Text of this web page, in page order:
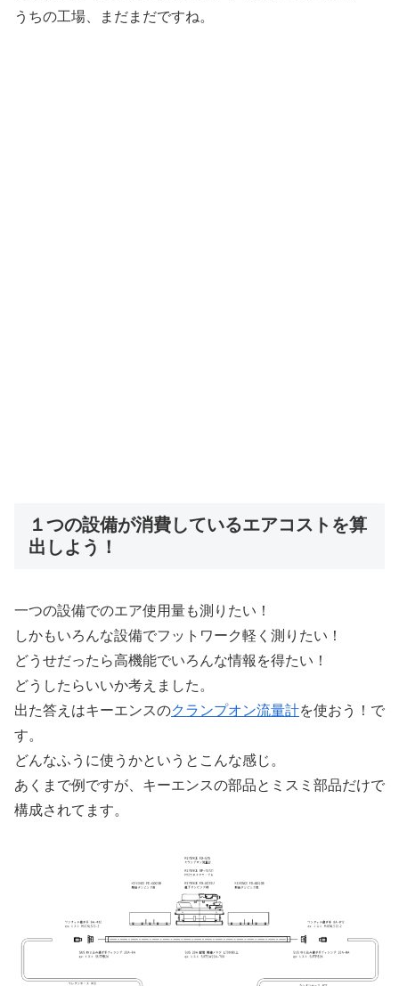
うちの工場、まだまだですね。
１つの設備が消費しているエアコストを算
出しよう！
一つの設備でのエア使用量も測りたい！
しかもいろんな設備でフットワーク軽く測りたい！
どうせだったら高機能でいろんな情報を得たい！
どうしたらいいか考えました。
出た答えはキーエンスのクランプオン流量計を使おう！で
す。
どんなふうに使うかというとこんな感じ。
あくまで例ですが、キーエンスの部品とミスミ部品だけで
構成されてます。